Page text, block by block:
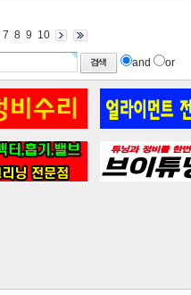
7 8 9 10
and or